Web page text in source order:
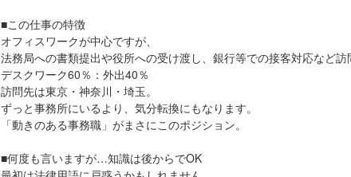
■この仕事の特徴
オフィスワークが中心ですが、
法務局への書類提出や役所への受け渡し、銀行等での接客対応など
デスクワーク60％：外出40％
訪問先は東京・神奈川・埼玉。
ずっと事務所にいるより、気分転換にもなります。
「動きのある事務職」がまさにこのポジション。
■何度も言いますが…知識は後からでOK